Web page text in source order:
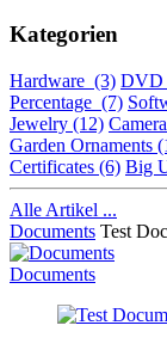
Kategorien
Hardware (3) DVD
Percentage (7)
Jewelry (12)
Garden Ornaments
Certificates (6) Big
Alle Artikel ...
Documents Test
Documents